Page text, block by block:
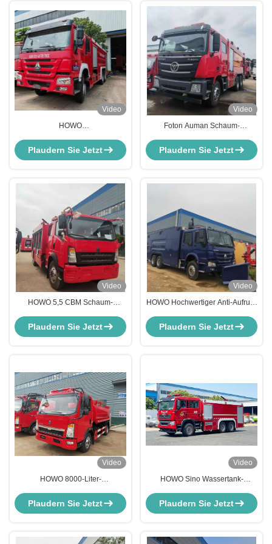
Video
HOWO
Tankwagen Feuerwehrmotor
Plaudern Sie Jetzt
Video
Foton Auman Schaum-
Rettungsfahrzeuge LKW
Plaudern Sie Jetzt
Video
HOWO 5,5 CBM Schaum-
Plaudern Sie Jetzt
Video
HOWO Hochwertiger Anti-Aufruhr
Plaudern Sie Jetzt
Video
HOWO 8000-Liter-
Plaudern Sie Jetzt
Video
HOWO Sino Wassertank-
Feuerlöschfahrzeug Tender
Sprinkler Feuerwehrauto
Plaudern Sie Jetzt